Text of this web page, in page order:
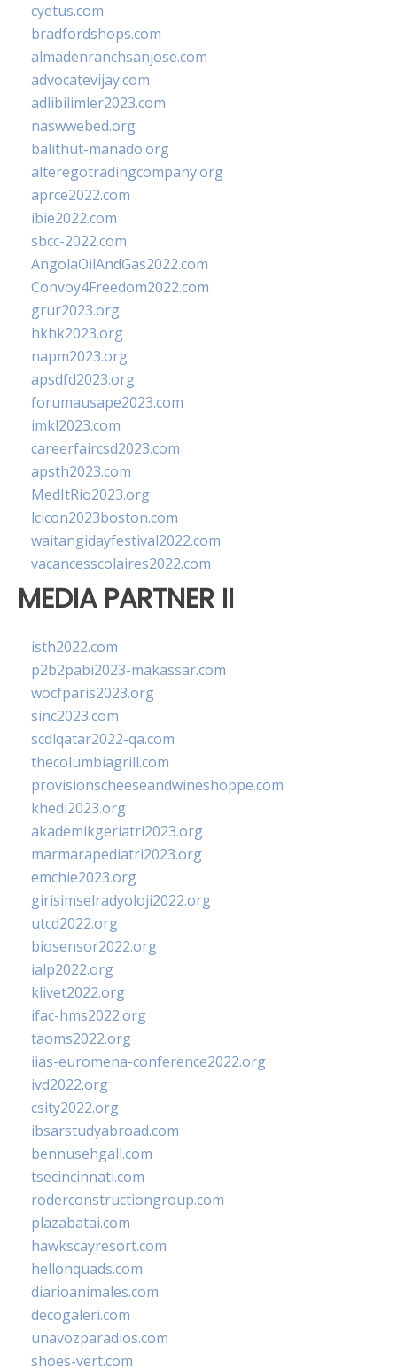
cyetus.com
bradfordshops.com
almadenranchsanjose.com
advocatevijay.com
adlibilimler2023.com
naswwebed.org
balithut-manado.org
alteregotradingcompany.org
aprce2022.com
ibie2022.com
sbcc-2022.com
AngolaOilAndGas2022.com
Convoy4Freedom2022.com
grur2023.org
hkhk2023.org
napm2023.org
apsdfd2023.org
forumausape2023.com
imkl2023.com
careerfaircsd2023.com
apsth2023.com
MedItRio2023.org
lcicon2023boston.com
waitangidayfestival2022.com
vacancesscolaires2022.com
MEDIA PARTNER II
isth2022.com
p2b2pabi2023-makassar.com
wocfparis2023.org
sinc2023.com
scdlqatar2022-qa.com
thecolumbiagrill.com
provisionscheeseandwineshoppe.com
khedi2023.org
akademikgeriatri2023.org
marmarapediatri2023.org
emchie2023.org
girisimselradyoloji2022.org
utcd2022.org
biosensor2022.org
ialp2022.org
klivet2022.org
ifac-hms2022.org
taoms2022.org
iias-euromena-conference2022.org
ivd2022.org
csity2022.org
ibsarstudyabroad.com
bennusehgall.com
tsecincinnati.com
roderconstructiongroup.com
plazabatai.com
hawkscayresort.com
hellonquads.com
diarioanimales.com
decogaleri.com
unavozparadios.com
shoes-vert.com